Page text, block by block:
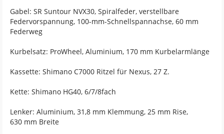
Gabel: SR Suntour NVX30, Spiralfeder, verstellbare
Federvorspannung, 100-mm-Schnellspannachse, 60 mm
Federweg
Kurbelsatz: ProWheel, Aluminium, 170 mm Kurbelarmlänge
Kassette: Shimano C7000 Ritzel für Nexus, 27 Z.
Kette: Shimano HG40, 6/7/8fach
Lenker: Aluminium, 31,8 mm Klemmung, 25 mm Rise,
630 mm Breite